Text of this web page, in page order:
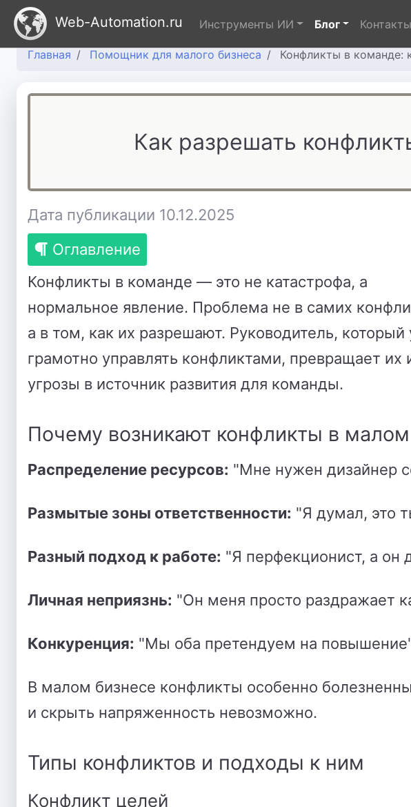
Web-Automation.ru Инструменты ИИ Блог Контакты
Главная Помощник для малого бизнеса Конфликты в команде:
Как разрешать
Дата публикации 10.12.2025
Оглавление
Конфликты в команде — это не катастрофа, а
нормальное явление. Проблема не в самих
а в том, как их разрешают. Руководитель, который
грамотно управлять конфликтами, превращает их
угрозы в источник развития для команды.
Почему возникают конфликты в
Распределение ресурсов: "Мне нужен дизайнер
Размытые зоны ответственности: "Я думал, это
Разный подход к работе: "Я перфекционист, а он
Личная неприязнь: "Он меня просто раздражает
Конкуренция: "Мы оба претендуем на
В малом бизнесе конфликты особенно
и скрыть напряженность невозможно.
Типы конфликтов и подходы к ним
Конфликт целей